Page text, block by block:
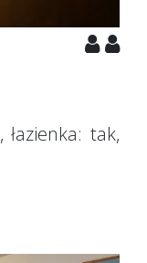
, łazienka:tak,